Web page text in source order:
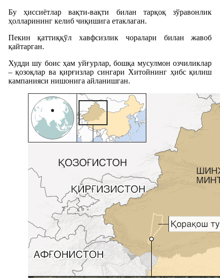
Бу ҳиссиётлар вақти-вақти билан тарқоқ зўравонлик
ҳолларининг келиб чиқишига етаклаган.
Пекин қаттиққўл хавфсизлик чоралари билан жавоб
қайтарган.
Худди шу боис ҳам уйғурлар, бошқа мусулмон озчиликлар
– қозоқлар ва қирғизлар сингари Хитойнинг ҳибс қилиш
кампанияси нишонига айланишган.